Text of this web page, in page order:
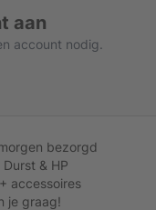
aan
account nodig.
bezorgd
& HP
accessoires
je graag!